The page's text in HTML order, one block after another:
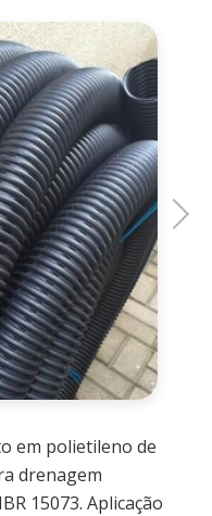
Next
em polietileno de
drenagem
15073. Aplicação